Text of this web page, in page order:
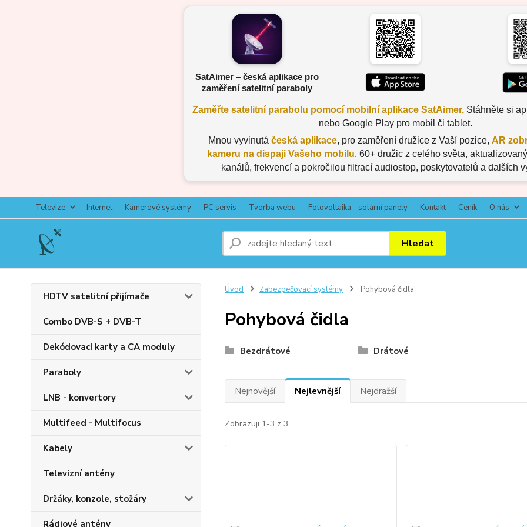
SatAimer – česká aplikace pro
zaměření satelitní paraboly
Zaměřte satelitní parabolu pomocí mobilní aplikace SatAimer.Stáhněte si
nebo Google Play pro mobil či tablet.
Mnou vyvinutá česká aplikace, pro zaměření družice z Vaší pozice, AR
kameru na dispaji Vašeho mobilu, 60+ družic z celého světa,
kanálů, frekvencí a pokročilou filtrací audiostop, poskytovatelů a dalších
Televize Internet Kamerové systémy PC servis Tvorba webu Fotovoltaika - solární panely Kontakt Ceník O nás
Hledat
HDTV satelitní přijímače
Combo DVB-S + DVB-T
Dekódovací karty a CA moduly
Paraboly
LNB - konvertory
Multifeed - Multifocus
Kabely
Televizní antény
Držáky, konzole, stožáry
Rádiové antény
Úvod Zabezpečovací systémy Pohybová čidla
Pohybová čidla
Bezdrátové Drátové
Nejnovější Nejlevnější Nejdražší
Zobrazuji 1-3 z 3